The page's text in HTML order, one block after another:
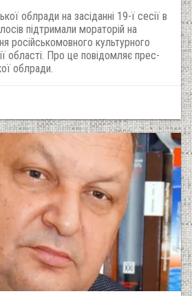
облради на засіданні 19-ї сесії в
підтримали мораторій на
російськомовного культурного
області. Про це повідомляє прес-
облради.